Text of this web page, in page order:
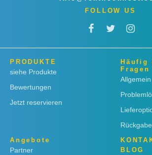
FOLLOW US
PRODUKTE
siehe Produkte
Bewertungen
Jetzt reservieren
Häufig
Fragen
Allgemein
Angebote
Partner
BLOG